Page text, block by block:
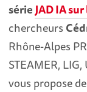
sérieJAD IA
chercheurs
Rhône-Alpes
STEAMER,
vous propose de